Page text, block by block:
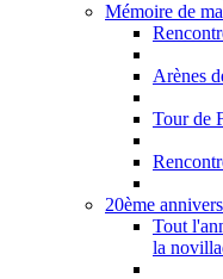
Mémoire de
Arènes
Tour de
20ème
Tout
la